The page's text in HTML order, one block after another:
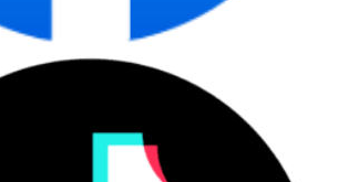
hãng phù hợp với người dùng cần
gốc rõ ràng, cấu hình phù hợp,
bạch và tư vấn theo nhu cầu thật.
sản phẩm phục vụ cá nhân, sinh viên,
lý, kỹ thuật và doanh nghiệp mua